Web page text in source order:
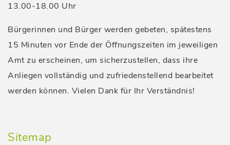
13.00-18.00 Uhr
Bürgerinnen und Bürger werden gebeten, spätestens
15 Minuten vor Ende der Öffnungszeiten im jeweiligen
Amt zu erscheinen, um sicherzustellen, dass ihre
Anliegen vollständig und zufriedenstellend bearbeitet
werden können. Vielen Dank für Ihr Verständnis!
Sitemap